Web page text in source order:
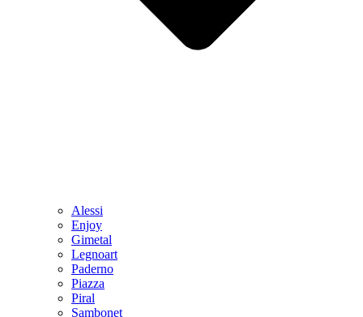
Alessi
Enjoy
Gimetal
Legnoart
Paderno
Piazza
Piral
Sambonet